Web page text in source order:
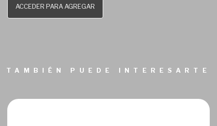
ACCEDER PARA AGREGAR
TAMBIÉN PUEDE INTERESARTE